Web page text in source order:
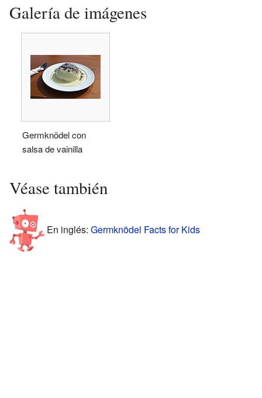
Galería de imágenes
Germknödel con
salsa de vainilla
Véase también
En inglés: Germknödel Facts for Kids